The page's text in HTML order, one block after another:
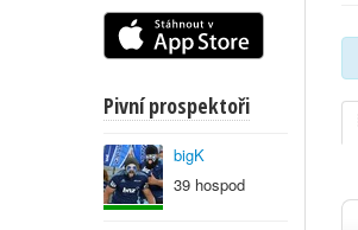
Pivní prospektoři
bigK
39 hospod